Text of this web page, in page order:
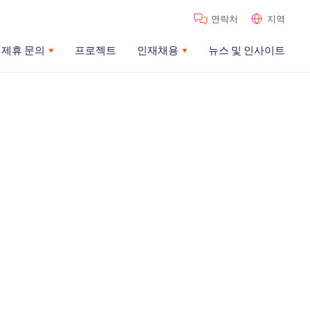
연락처 지역
제휴 문의 프로젝트 인재채용 뉴스 및 인사이트